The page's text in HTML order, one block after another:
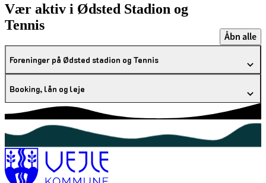
Vær aktiv i Ødsted Stadion og
Tennis
Åbn alle
Foreninger på Ødsted stadion og Tennis
Booking, lån og leje